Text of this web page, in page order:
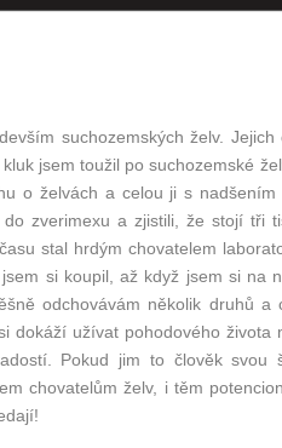
suchozemských želv.
jsem toužil po suchozemské
o želvách a celou ji s
zverimexu a zjistili, že stojí tři
stal hrdým chovatelem
si koupil, až když jsem si na
odchovávám několik druhů
dokáží užívat pohodového
Pokud jim to člověk svou
chovatelům želv, i těm